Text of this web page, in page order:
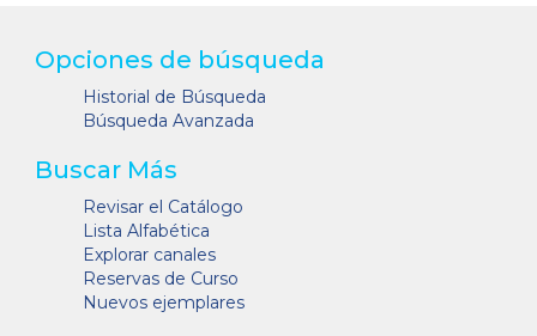
Opciones de búsqueda
Historial de Búsqueda
Búsqueda Avanzada
Buscar Más
Revisar el Catálogo
Lista Alfabética
Explorar canales
Reservas de Curso
Nuevos ejemplares